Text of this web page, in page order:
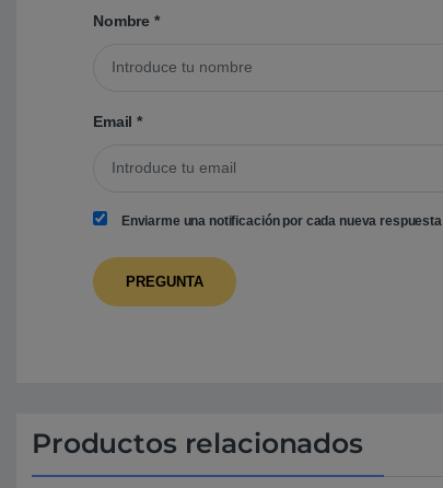
Nombre*
Email*
Enviarme una notificación por cada nueva respuesta
Productos relacionados